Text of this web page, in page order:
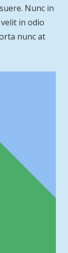
Nunc in
in odio
nunc at